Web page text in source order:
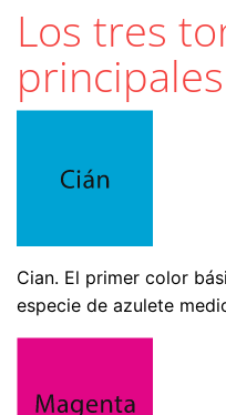
Los tres
principales
Cian. El primer color
especie de azulete